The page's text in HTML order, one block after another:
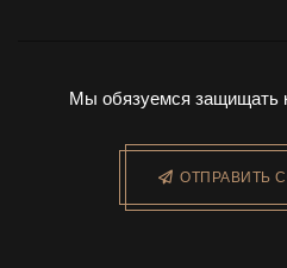
Мы обязуемся защищать
ОТПРАВИТЬ